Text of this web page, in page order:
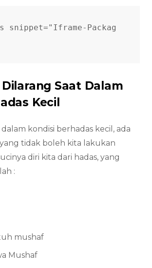
snippet="Iframe-Packag
Saat Dalam
Kecil
dalam kondisi berhadas kecil, ada
tidak boleh kita lakukan
diri kita dari hadas, yang
:
mushaf
Mushaf